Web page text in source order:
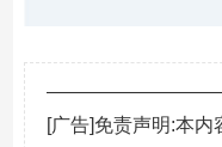
[广告]免责声明:本